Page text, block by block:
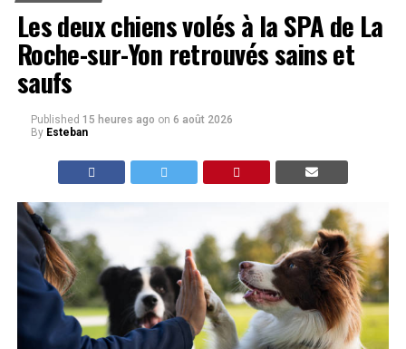
Les deux chiens volés à la SPA de La
Roche-sur-Yon retrouvés sains et
saufs
Published 15 heures ago on 6 août 2026
By Esteban